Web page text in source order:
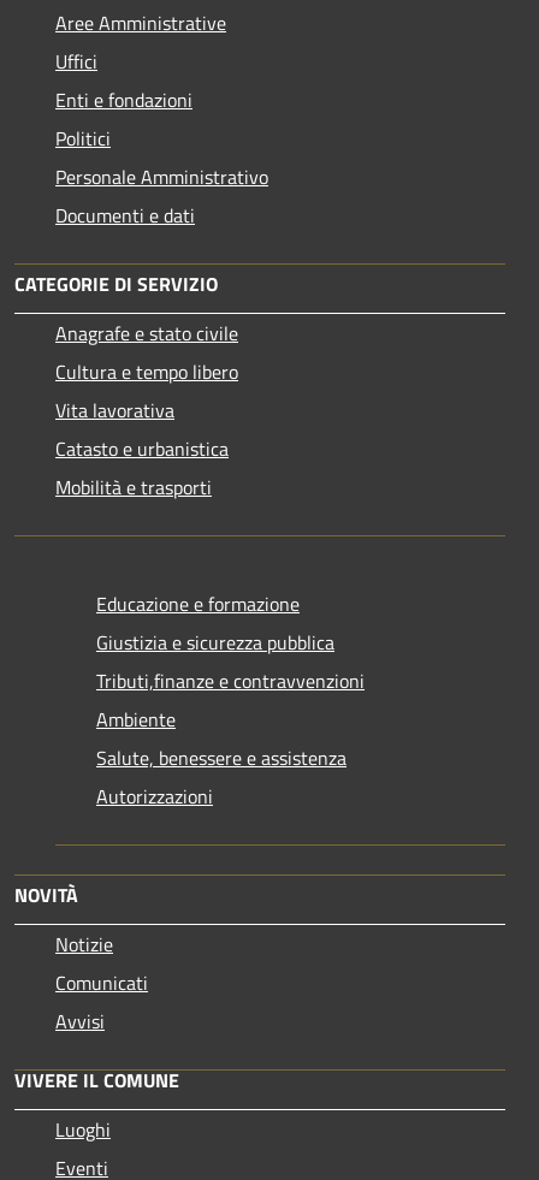
Aree Amministrative
Uffici
Enti e fondazioni
Politici
Personale Amministrativo
Documenti e dati
CATEGORIE DI SERVIZIO
Anagrafe e stato civile
Cultura e tempo libero
Vita lavorativa
Catasto e urbanistica
Mobilità e trasporti
Educazione e formazione
Giustizia e sicurezza pubblica
Tributi,finanze e contravvenzioni
Ambiente
Salute, benessere e assistenza
Autorizzazioni
NOVITÀ
Notizie
Comunicati
Avvisi
VIVERE IL COMUNE
Luoghi
Eventi